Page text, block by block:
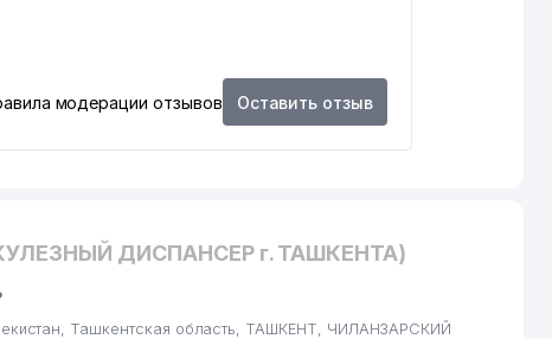
РЕЗЕРВА 974 м
модерации отзывов Оставить отзыв
ДИСПАНСЕР г. ТАШКЕНТА)
Ташкентская область, ТАШКЕНТ, ЧИЛАНЗАРСКИЙ